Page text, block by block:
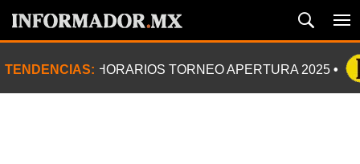
TENDENCIAS: HORARIOS TORNEO APERTURA 2025